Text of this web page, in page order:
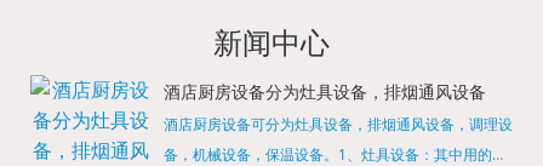
新闻中心
酒店厨房设备分为灶具设备，排烟通风设备
酒店厨房设备可分为灶具设备，排烟通风设备，调理设
备，机械设备，保温设备。1、灶具设备：其中用的较